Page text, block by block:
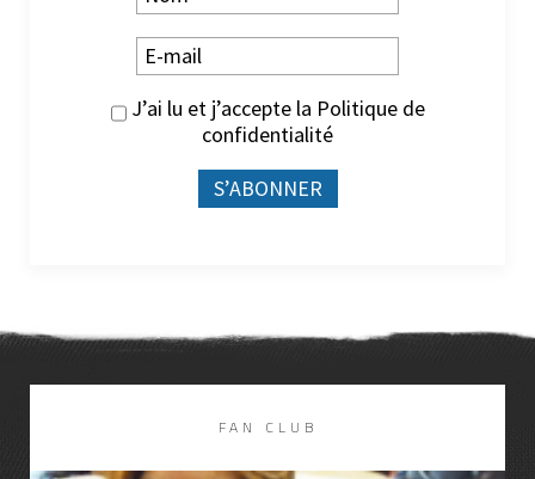
J’ai lu et j’accepte la Politique de
confidentialité
DISCOGRAPHIE